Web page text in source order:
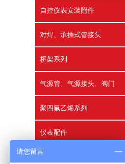
自控仪表安装附件
对焊、承插式管接头
桥架系列
气源管、气源接头、阀门
聚四氟乙烯系列
仪表配件
穿线管接头 穿线盒
请您留言